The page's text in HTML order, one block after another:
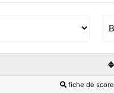
fiche de score